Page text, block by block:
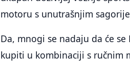
motoru s unutrašnjim
Da, mnogi se nadaju da će
kupiti u kombinaciji s ručnim